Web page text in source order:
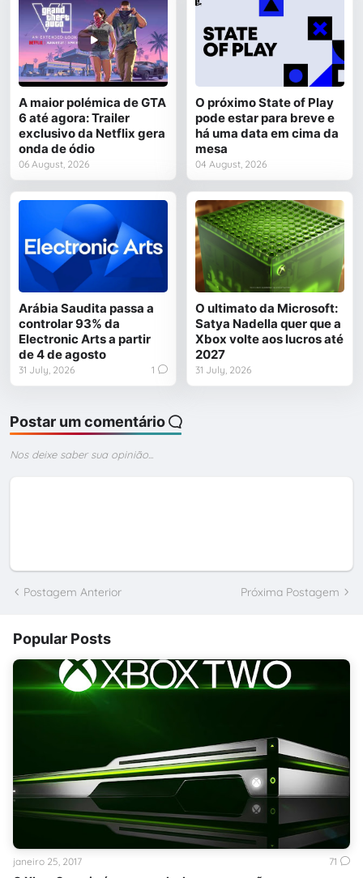
A maior polémica de GTA
6 até agora: Trailer
exclusivo da Netflix gera
onda de ódio
06 August, 2026
O próximo State of Play
pode estar para breve e
há uma data em cima da
mesa
04 August, 2026
Arábia Saudita passa a
controlar 93% da
Electronic Arts a partir
de 4 de agosto
31 July, 2026 1
O ultimato da Microsoft:
Satya Nadella quer que a
Xbox volte aos lucros até
2027
31 July, 2026
Postar um comentário
Nos deixe saber sua opinião...
Postagem Anterior Próxima Postagem
Popular Posts
janeiro 25, 2017 71